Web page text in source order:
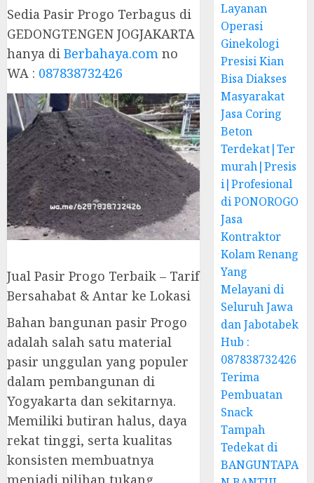
Sedia Pasir Progo Terbagus di
GEDONGTENGEN JOGJAKARTA
hanya di Berbahaya.com no
WA : 087838732426
Jual Pasir Progo Terbaik – Tarif
Bersahabat & Antar ke Lokasi
Bahan bangunan pasir Progo
adalah salah satu material
pasir unggulan yang populer
dalam pembangunan di
Yogyakarta dan sekitarnya.
Memiliki butiran halus, daya
rekat tinggi, serta kualitas
konsisten membuatnya
Layanan
Operasi
Ginekologi
Presisi Kian
Bisa Diakses
Masyarakat
Jasa Coring
Beton
Terdekat|Ter
murah|Presis
i|Profesional
di PONOROGO
Jasa
Kontraktor
Kolam Renang
Yang
Melayani di
Seluruh Jawa
dan Jabotabek
Hub :
087838732426
Terima
Pembuatan
Snack
Tampah
Tedekat di
BANGUNTAPA